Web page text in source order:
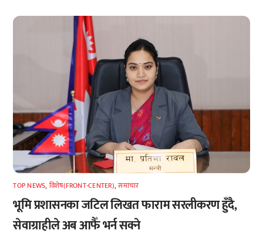
TOP NEWS, विशेष(FRONT-CENTER),समाचार
भूमि प्रशासनका जटिल लिखत फाराम सरलीकरण हुँदै,
सेवाग्राहीले अब आफैँ भर्न सक्ने